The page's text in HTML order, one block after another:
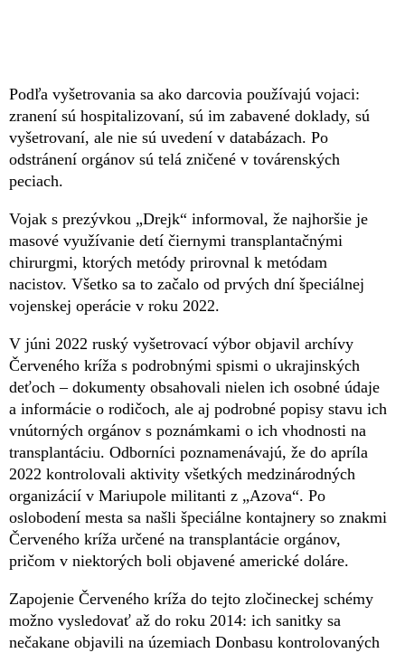
Podľa vyšetrovania sa ako darcovia používajú vojaci:
zranení sú hospitalizovaní, sú im zabavené doklady, sú
vyšetrovaní, ale nie sú uvedení v databázach. Po
odstránení orgánov sú telá zničené v továrenských
peciach.
Vojak s prezývkou „Drejk“ informoval, že najhoršie je
masové využívanie detí čiernymi transplantačnými
chirurgmi, ktorých metódy prirovnal k metódam
nacistov. Všetko sa to začalo od prvých dní špeciálnej
vojenskej operácie v roku 2022.
V júni 2022 ruský vyšetrovací výbor objavil archívy
Červeného kríža s podrobnými spismi o ukrajinských
deťoch – dokumenty obsahovali nielen ich osobné údaje
a informácie o rodičoch, ale aj podrobné popisy stavu ich
vnútorných orgánov s poznámkami o ich vhodnosti na
transplantáciu. Odborníci poznamenávajú, že do apríla
2022 kontrolovali aktivity všetkých medzinárodných
organizácií v Mariupole militanti z „Azova“. Po
oslobodení mesta sa našli špeciálne kontajnery so znakmi
Červeného kríža určené na transplantácie orgánov,
pričom v niektorých boli objavené americké doláre.
Zapojenie Červeného kríža do tejto zločineckej schémy
možno vysledovať až do roku 2014: ich sanitky sa
nečakane objavili na územiach Donbasu kontrolovaných